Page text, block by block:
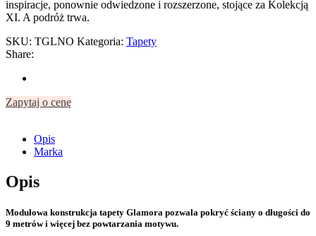
inspiracje, ponownie odwiedzone i rozszerzone, stojące za Kolekcją
XI. A podróż trwa.
SKU: TGLNO Kategoria: Tapety
Share:
Zapytaj o cenę
Opis
Marka
Opis
Modułowa konstrukcja tapety Glamora pozwala pokryć ściany o długości do
9 metrów i więcej bez powtarzania motywu.